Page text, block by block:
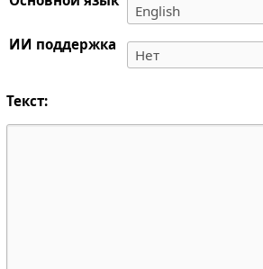
ИИ поддержка
Текст: